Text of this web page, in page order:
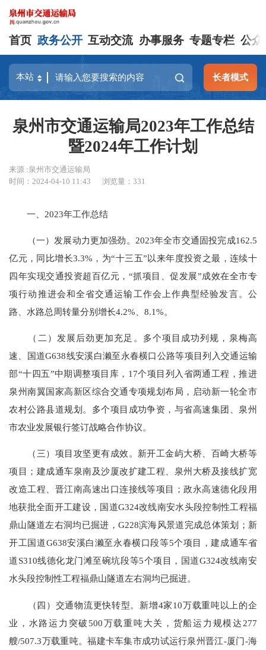
首页 政务公开 互动交流 办事服务 专题专栏 公众
长者模式
泉州市交通运输局2023年工作总结
暨2024年工作计划
来源 :泉州市交通运输局
时间：2024-04-10 11:43
浏览量：331
一、2023年工作总结
（一）发展动力更加强劲。2023年全市交通固投完成162.5
亿元，同比增长3.3%，为“十三五”以来年度投资之最，连续十
四年实现交通投资超百亿元，“抓项目、促发展”成效在全市专
项行动推进会和全省交通运输工作会上作典型经验发言。公
路、水路总周转量分别增长4.2%、8.1%。
（二）发展后劲更加充足。多个项目成功列规，泉梅高
速、国道G638线安溪白濑至永春横口公路等项目列入交通运输
部“十四五”中期调整项目库，17个项目列入省两通工程，推进
泉州南翼国家高新区综合交通专项规划布局，启动新一轮全市
农村公路县道规划。多个项目成功争资，与省高速集团、泉州
市农业发展银行签订战略合作协议。
（三）项目攻坚更有成效。新开工金屿大桥、百崎大桥等
项目；建成通车泉南及沙厦改扩建工程、泉州大桥及接线扩宽
改造工程、晋江南高速出口连接线等项目；政永高速德化段用
地获批全面开工建设，国道G324改线南安水头段控制性工程福
鼎山隧道左右洞均已掘进，G228滨海风景道完成总体策划；新
开工国道G638安溪白濑至永春横口段等5个项目，建成通车省
道S310线德化龙门滩至碗坑段等5个项目，国道G324改线南安
水头段控制性工程福鼎山隧道左右洞均已掘进。
（四）交通物流更快转型。新增4家10万载重吨以上的企
业，水路运力突破500万载重吨大关，货船运力规模达277
艘/507.3万载重吨。福建卡车集市成功试运行泉州晋江-厦门-海